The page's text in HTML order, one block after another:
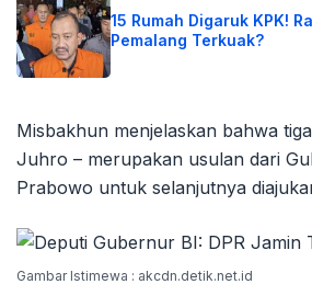
15 Rumah Digaruk KPK!
Pemalang Terkuak?
Misbakhun menjelaskan bahwa
Juhro – merupakan usulan dari
Prabowo untuk selanjutnya
Gambar Istimewa : akcdn.detik.net.id